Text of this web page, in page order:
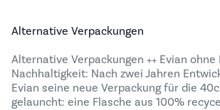
Alternative Verpackungen
Alternative Verpackungen ++ Evian
Nachhaltigkeit: Nach zwei Jahren
Evian seine neue Verpackung für die
gelauncht: eine Flasche aus 100%